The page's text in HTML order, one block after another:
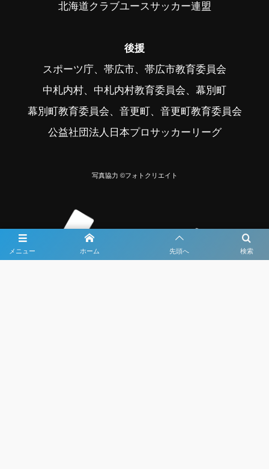
メニュー 検索
ホーム 先頭へ
北海道クラブユースサッカー連盟
後援
スポーツ庁、帯広市、帯広市教育委員会
中札内村、中札内村教育委員会、幕別町
幕別町教育委員会、音更町、音更町教育委員会
公益社団法人日本プロサッカーリーグ
写真協力 ©フォトクリエイト